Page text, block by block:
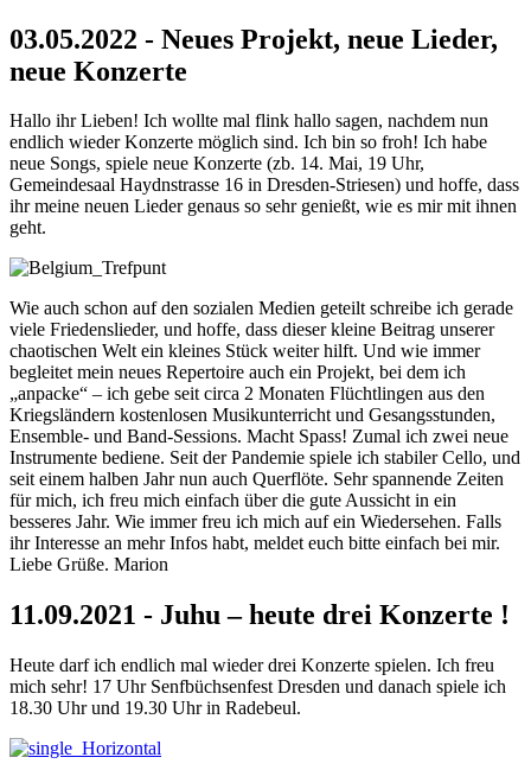
03.05.2022 - Neues Projekt, neue Lieder,
neue Konzerte
Hallo ihr Lieben! Ich wollte mal flink hallo sagen, nachdem nun
endlich wieder Konzerte möglich sind. Ich bin so froh! Ich habe
neue Songs, spiele neue Konzerte (zb. 14. Mai, 19 Uhr,
Gemeindesaal Haydnstrasse 16 in Dresden-Striesen) und hoffe, dass
ihr meine neuen Lieder genaus so sehr genießt, wie es mir mit ihnen
geht.
Wie auch schon auf den sozialen Medien geteilt schreibe ich gerade
viele Friedenslieder, und hoffe, dass dieser kleine Beitrag unserer
chaotischen Welt ein kleines Stück weiter hilft. Und wie immer
begleitet mein neues Repertoire auch ein Projekt, bei dem ich
„anpacke“ – ich gebe seit circa 2 Monaten Flüchtlingen aus den
Kriegsländern kostenlosen Musikunterricht und Gesangsstunden,
Ensemble- und Band-Sessions. Macht Spass! Zumal ich zwei neue
Instrumente bediene. Seit der Pandemie spiele ich stabiler Cello, und
seit einem halben Jahr nun auch Querflöte. Sehr spannende Zeiten
für mich, ich freu mich einfach über die gute Aussicht in ein
besseres Jahr. Wie immer freu ich mich auf ein Wiedersehen. Falls
ihr Interesse an mehr Infos habt, meldet euch bitte einfach bei mir.
Liebe Grüße. Marion
11.09.2021 - Juhu – heute drei Konzerte !
Heute darf ich endlich mal wieder drei Konzerte spielen. Ich freu
mich sehr! 17 Uhr Senfbüchsenfest Dresden und danach spiele ich
18.30 Uhr und 19.30 Uhr in Radebeul.